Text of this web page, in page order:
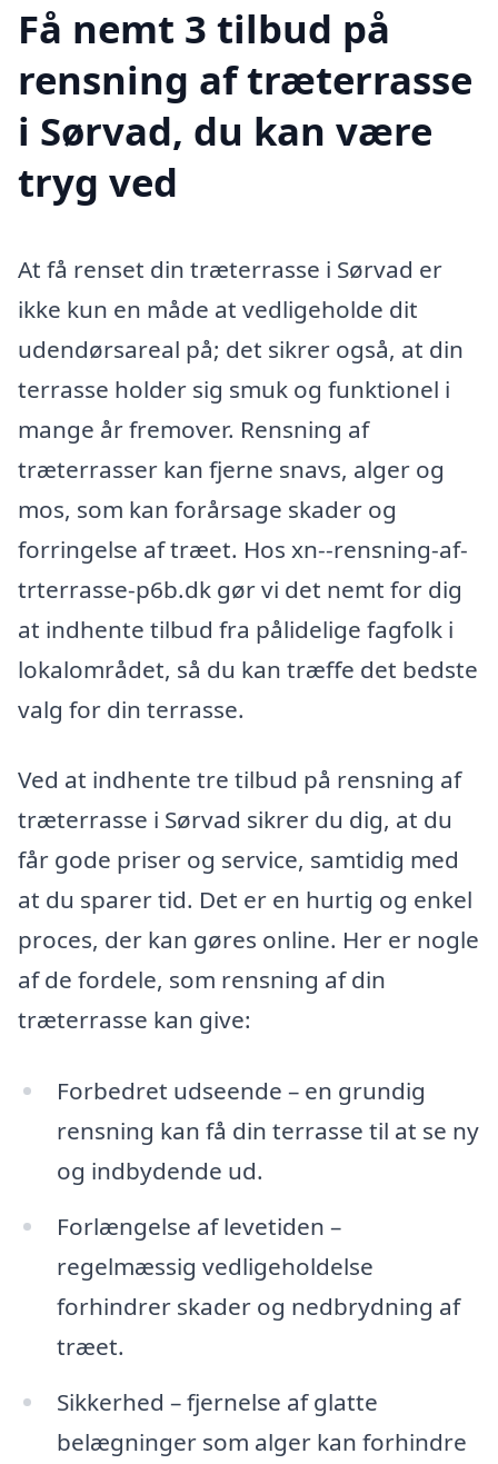
Få nemt 3 tilbud på
rensning af træterrasse
i Sørvad, du kan være
tryg ved
At få renset din træterrasse i Sørvad er
ikke kun en måde at vedligeholde dit
udendørsareal på; det sikrer også, at din
terrasse holder sig smuk og funktionel i
mange år fremover. Rensning af
træterrasser kan fjerne snavs, alger og
mos, som kan forårsage skader og
forringelse af træet. Hos xn--rensning-af-
trterrasse-p6b.dk gør vi det nemt for dig
at indhente tilbud fra pålidelige fagfolk i
lokalområdet, så du kan træffe det bedste
valg for din terrasse.
Ved at indhente tre tilbud på rensning af
træterrasse i Sørvad sikrer du dig, at du
får gode priser og service, samtidig med
at du sparer tid. Det er en hurtig og enkel
proces, der kan gøres online. Her er nogle
af de fordele, som rensning af din
træterrasse kan give:
Forbedret udseende – en grundig
rensning kan få din terrasse til at se ny
og indbydende ud.
Forlængelse af levetiden –
regelmæssig vedligeholdelse
forhindrer skader og nedbrydning af
træet.
Sikkerhed – fjernelse af glatte
belægninger som alger kan forhindre